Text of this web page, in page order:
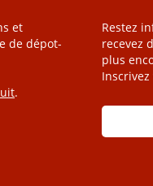
et
de dépot-
.
Restez
recevez
plus